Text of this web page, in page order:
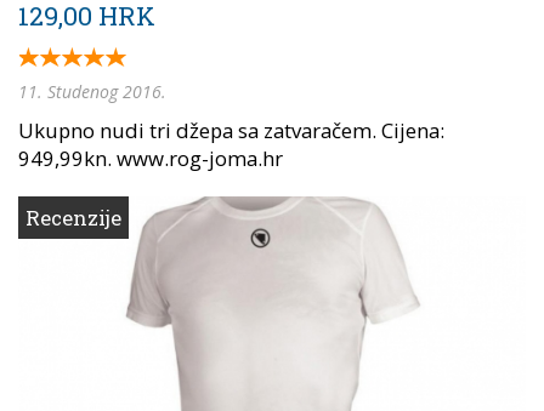
129,00 HRK
11. Studenog 2016.
Ukupno nudi tri džepa sa zatvaračem. Cijena:
949,99kn. www.rog-joma.hr
Recenzije